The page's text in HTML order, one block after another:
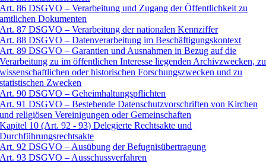
Art. 86 DSGVO – Verarbeitung und Zugang der Öffentlichkeit zu
amtlichen Dokumenten
Art. 87 DSGVO – Verarbeitung der nationalen Kennziffer
Art. 88 DSGVO – Datenverarbeitung im Beschäftigungskontext
Art. 89 DSGVO – Garantien und Ausnahmen in Bezug auf die
Verarbeitung zu im öffentlichen Interesse liegenden Archivzwecken, zu
wissenschaftlichen oder historischen Forschungszwecken und zu
statistischen Zwecken
Art. 90 DSGVO – Geheimhaltungspflichten
Art. 91 DSGVO – Bestehende Datenschutzvorschriften von Kirchen
und religiösen Vereinigungen oder Gemeinschaften
Kapitel 10 (Art. 92 - 93) Delegierte Rechtsakte und
Durchführungsrechtsakte
Art. 92 DSGVO – Ausübung der Befugnisübertragung
Art. 93 DSGVO – Ausschussverfahren